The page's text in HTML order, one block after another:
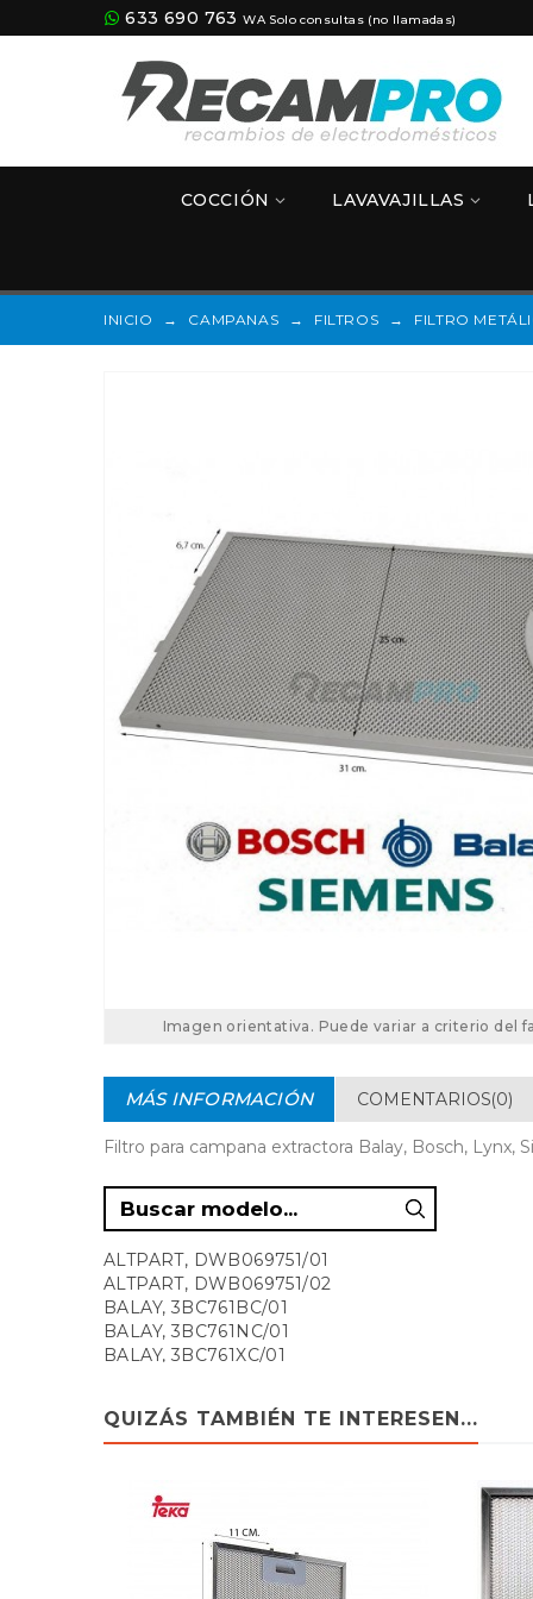
633 690 763 WA Solo consultas (no llamadas)
COCCIÓN LAVAVAJILLAS
INICIO → CAMPANAS → FILTROS → FILTRO
Imagen orientativa. Puede variar a criterio del
MÁS INFORMACIÓN COMENTARIOS(0)
Filtro para campana extractora Balay, Bosch, Lynx,
ALTPART, DWB069751/01
ALTPART, DWB069751/02
BALAY, 3BC761BC/01
BALAY, 3BC761NC/01
BALAY, 3BC761XC/01
BALAY, 3BC764B/02
BALAY, 3BC764N/01
BALAY, 3BC764X/01
BALAY, 3BC771BC/01
BALAY, 3BC771NC/01
BALAY, 3BC771XC/01
BALAY, 3BC774B/01
QUIZÁS TAMBIÉN TE INTERESEN...